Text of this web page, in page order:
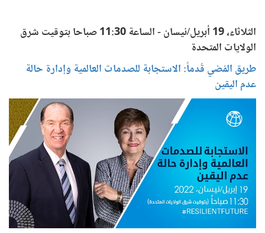
الثلاثاء، 19 أبريل/نيسان - الساعة 11:30 صباحا بتوقيت شرق
الولايات المتحدة
طريق المُضي قُدماً: الاستجابة للصدمات العالمية وإدارة حالة
عدم اليقين